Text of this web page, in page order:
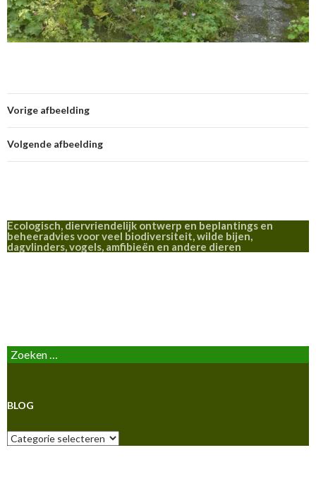
Vorige afbeelding
Volgende afbeelding
Ecologisch, diervriendelijk ontwerp en beplantings en
beheeradvies voor veel biodiversiteit, wilde bijen,
dagvlinders, vogels, amfibieën en andere dieren
Zoeken
naar:
BLOG
Blog